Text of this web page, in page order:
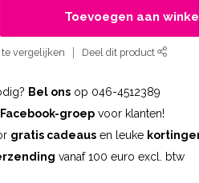
Toevoegen aan
te vergelijken Deel dit product
Bel ons op 046-4512389
Facebook-groep voor klanten!
gratis cadeaus en leuke
vanaf 100 euro excl. btw